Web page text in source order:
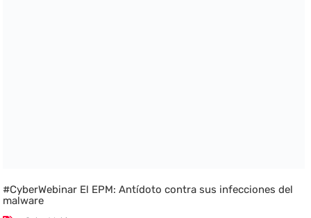
#CyberWebinar El EPM: Antídoto contra sus infecciones del
malware